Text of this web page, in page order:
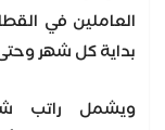
العاملين في
بداية كل شهر
ويشمل راتب